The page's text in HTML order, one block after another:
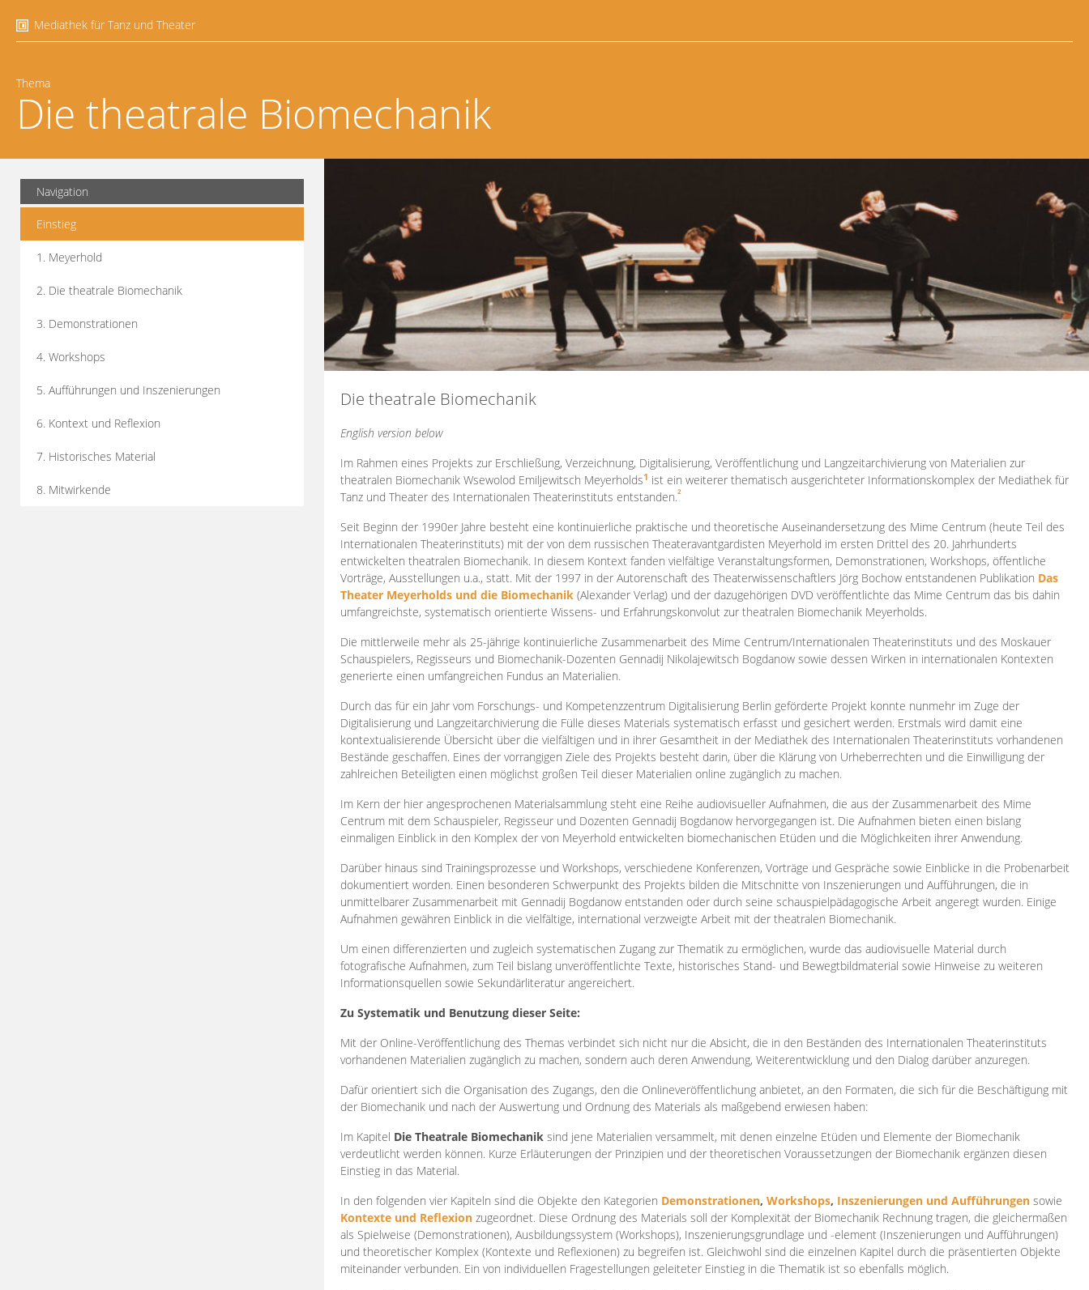
Mediathek für Tanz und Theater
Thema
Die theatrale Biomechanik
Navigation
Einstieg
1. Meyerhold
2. Die theatrale Biomechanik
3. Demonstrationen
4. Workshops
5. Aufführungen und Inszenierungen
6. Kontext und Reflexion
7. Historisches Material
8. Mitwirkende
Die theatrale Biomechanik
English version below
Im Rahmen eines Projekts zur Erschließung, Verzeichnung, Digitalisierung, Veröffentlichung und Langzeitarchivierung von Materialien zur
theatralen Biomechanik Wsewolod Emiljewitsch Meyerholds1 ist ein weiterer thematisch ausgerichteter Informationskomplex der Mediathek für
Tanz und Theater des Internationalen Theaterinstituts entstanden.2
Seit Beginn der 1990er Jahre besteht eine kontinuierliche praktische und theoretische Auseinandersetzung des Mime Centrum (heute Teil des
Internationalen Theaterinstituts) mit der von dem russischen Theateravantgardisten Meyerhold im ersten Drittel des 20. Jahrhunderts
entwickelten theatralen Biomechanik. In diesem Kontext fanden vielfältige Veranstaltungsformen, Demonstrationen, Workshops, öffentliche
Vorträge, Ausstellungen u.a., statt. Mit der 1997 in der Autorenschaft des Theaterwissenschaftlers Jörg Bochow entstandenen Publikation Das
Theater Meyerholds und die Biomechanik (Alexander Verlag) und der dazugehörigen DVD veröffentlichte das Mime Centrum das bis dahin
umfangreichste, systematisch orientierte Wissens- und Erfahrungskonvolut zur theatralen Biomechanik Meyerholds.
Die mittlerweile mehr als 25-jährige kontinuierliche Zusammenarbeit des Mime Centrum/Internationalen Theaterinstituts und des Moskauer
Schauspielers, Regisseurs und Biomechanik-Dozenten Gennadij Nikolajewitsch Bogdanow sowie dessen Wirken in internationalen Kontexten
generierte einen umfangreichen Fundus an Materialien.
Durch das für ein Jahr vom Forschungs- und Kompetenzzentrum Digitalisierung Berlin geförderte Projekt konnte nunmehr im Zuge der
Digitalisierung und Langzeitarchivierung die Fülle dieses Materials systematisch erfasst und gesichert werden. Erstmals wird damit eine
kontextualisierende Übersicht über die vielfältigen und in ihrer Gesamtheit in der Mediathek des Internationalen Theaterinstituts vorhandenen
Bestände geschaffen. Eines der vorrangigen Ziele des Projekts besteht darin, über die Klärung von Urheberrechten und die Einwilligung der
zahlreichen Beteiligten einen möglichst großen Teil dieser Materialien online zugänglich zu machen.
Im Kern der hier angesprochenen Materialsammlung steht eine Reihe audiovisueller Aufnahmen, die aus der Zusammenarbeit des Mime
Centrum mit dem Schauspieler, Regisseur und Dozenten Gennadij Bogdanow hervorgegangen ist. Die Aufnahmen bieten einen bislang
einmaligen Einblick in den Komplex der von Meyerhold entwickelten biomechanischen Etüden und die Möglichkeiten ihrer Anwendung.
Darüber hinaus sind Trainingsprozesse und Workshops, verschiedene Konferenzen, Vorträge und Gespräche sowie Einblicke in die Probenarbeit
dokumentiert worden. Einen besonderen Schwerpunkt des Projekts bilden die Mitschnitte von Inszenierungen und Aufführungen, die in
unmittelbarer Zusammenarbeit mit Gennadij Bogdanow entstanden oder durch seine schauspielpädagogische Arbeit angeregt wurden. Einige
Aufnahmen gewähren Einblick in die vielfältige, international verzweigte Arbeit mit der theatralen Biomechanik.
Um einen differenzierten und zugleich systematischen Zugang zur Thematik zu ermöglichen, wurde das audiovisuelle Material durch
fotografische Aufnahmen, zum Teil bislang unveröffentlichte Texte, historisches Stand- und Bewegtbildmaterial sowie Hinweise zu weiteren
Informationsquellen sowie Sekundärliteratur angereichert.
Zu Systematik und Benutzung dieser Seite:
Mit der Online-Veröffentlichung des Themas verbindet sich nicht nur die Absicht, die in den Beständen des Internationalen Theaterinstituts
vorhandenen Materialien zugänglich zu machen, sondern auch deren Anwendung, Weiterentwicklung und den Dialog darüber anzuregen.
Dafür orientiert sich die Organisation des Zugangs, den die Onlineveröffentlichung anbietet, an den Formaten, die sich für die Beschäftigung mit
der Biomechanik und nach der Auswertung und Ordnung des Materials als maßgebend erwiesen haben:
Im Kapitel Die Theatrale Biomechanik sind jene Materialien versammelt, mit denen einzelne Etüden und Elemente der Biomechanik
verdeutlicht werden können. Kurze Erläuterungen der Prinzipien und der theoretischen Voraussetzungen der Biomechanik ergänzen diesen
Einstieg in das Material.
In den folgenden vier Kapiteln sind die Objekte den Kategorien Demonstrationen, Workshops, Inszenierungen und Aufführungen sowie
Kontexte und Reflexion zugeordnet. Diese Ordnung des Materials soll der Komplexität der Biomechanik Rechnung tragen, die gleichermaßen
als Spielweise (Demonstrationen), Ausbildungssystem (Workshops), Inszenierungsgrundlage und -element (Inszenierungen und Aufführungen)
und theoretischer Komplex (Kontexte und Reflexionen) zu begreifen ist. Gleichwohl sind die einzelnen Kapitel durch die präsentierten Objekte
miteinander verbunden. Ein von individuellen Fragestellungen geleiteter Einstieg in die Thematik ist so ebenfalls möglich.